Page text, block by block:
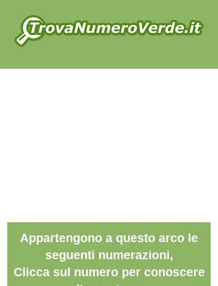
Appartengono a questo arco le
seguenti numerazioni,
Clicca sul numero per conoscere